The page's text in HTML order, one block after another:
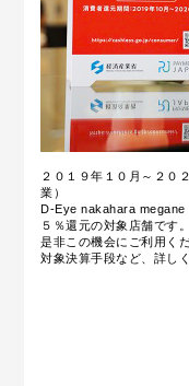
２０１９年１０月～２０
業）
D-Eye nakahara megane
５％還元の対象店舗です。
是非この機会にご利用くだ
対象決算手段など、詳し